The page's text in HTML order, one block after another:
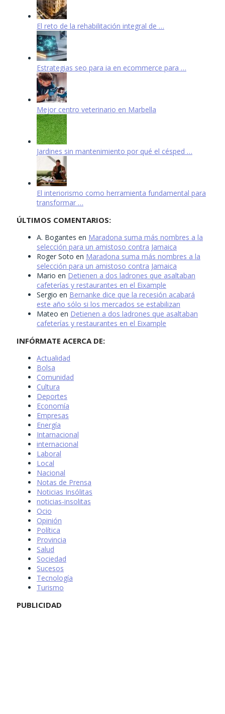
El reto de la rehabilitación integral de …
Estrategias seo para ia en ecommerce para …
Mejor centro veterinario en Marbella
Jardines sin mantenimiento por qué el césped …
El interiorismo como herramienta fundamental para
transformar …
ÚLTIMOS COMENTARIOS:
A. Bogantes en Maradona suma más nombres a la
selección para un amistoso contra Jamaica
Roger Soto en Maradona suma más nombres a la
selección para un amistoso contra Jamaica
Mario en Detienen a dos ladrones que asaltaban
cafeterías y restaurantes en el Eixample
Sergio en Bernanke dice que la recesión acabará
este año sólo si los mercados se estabilizan
Mateo en Detienen a dos ladrones que asaltaban
cafeterías y restaurantes en el Eixample
INFÓRMATE ACERCA DE:
Actualidad
Bolsa
Comunidad
Cultura
Deportes
Economía
Empresas
Energía
Intarnacional
internacional
Laboral
Local
Nacional
Notas de Prensa
Noticias Insólitas
noticias-insolitas
Ocio
Opinión
Política
Provincia
Salud
Sociedad
Sucesos
Tecnología
Turismo
PUBLICIDAD